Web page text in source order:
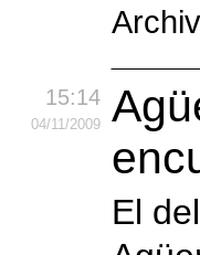
15:14
04/11/2009
El